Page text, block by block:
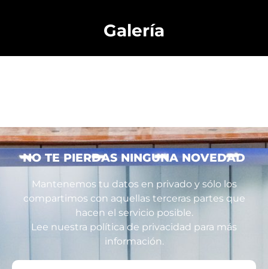
Galería
NO TE PIERDAS NINGUNA NOVEDAD
Mantenemos tu datos en privado y sólo los
compartimos con aquellas terceras partes que
hacen el servicio posible.
Lee nuestra política de privacidad para más
información.
Tu